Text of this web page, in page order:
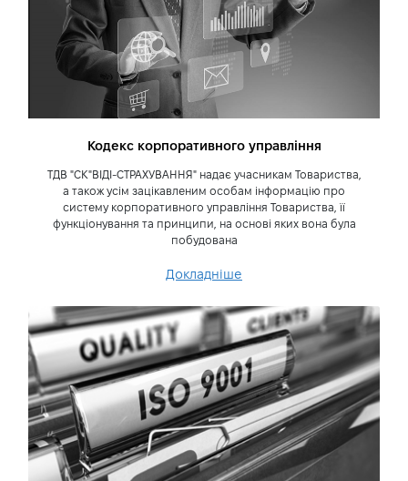
2007 - Заснування СК «ВІДІ-
СТРАХУВАННЯ»
Державна реєстрація товариства з
«Страхова компанія «ВІДІ-
СТРАХУВАННЯ» Отримання перших
ліцензій на основні види страхування
Cтраховий партнер офіційного
«ВІДІ Автострада» Компанія входить до
КАСКО України. Крім того, на сьогодні
компанія входить до найбільших
страхових компаній на ринку КАСКО
Києва та Київської області і посідає 4-е
місце.
«ВІДІ-СТРАХУВАННЯ» відіграє помітну
роль у формуванні українського
Кодекс корпоративного управління
ТДВ "СК"ВІДІ-СТРАХУВАННЯ" надає учасникам Товариства,
а також усім зацікавленим особам інформацію про
систему корпоративного управління Товариства, її
функціонування та принципи, на основі яких вона була
побудована
Докладніше